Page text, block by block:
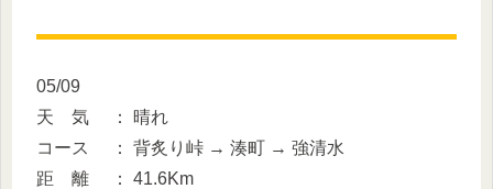
05/09
天 気 ： 晴れ
コース ： 背炙り峠 → 湊町 → 強清水
距 離 ： 41.6Km